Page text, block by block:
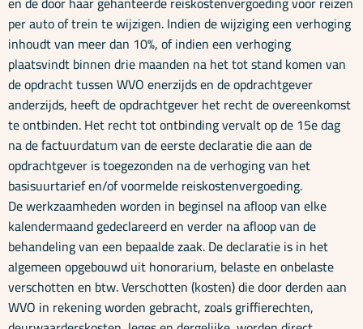
per auto of trein te wijzigen. Indien de wijziging een verhoging
inhoudt van meer dan 10%, of indien een verhoging
plaatsvindt binnen drie maanden na het tot stand komen van
de opdracht tussen WVO enerzijds en de opdrachtgever
anderzijds, heeft de opdrachtgever het recht de overeenkomst
te ontbinden. Het recht tot ontbinding vervalt op de 15e dag
na de factuurdatum van de eerste declaratie die aan de
opdrachtgever is toegezonden na de verhoging van het
basisuurtarief en/of voormelde reiskostenvergoeding.
De werkzaamheden worden in beginsel na afloop van elke
kalendermaand gedeclareerd en verder na afloop van de
behandeling van een bepaalde zaak. De declaratie is in het
algemeen opgebouwd uit honorarium, belaste en onbelaste
verschotten en btw. Verschotten (kosten) die door derden aan
WVO in rekening worden gebracht, zoals griffierechten,